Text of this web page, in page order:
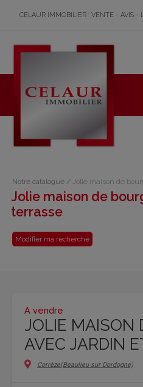
CELAUR IMMOBILIER : VENTE - AVIS -
Notre catalogue / Jolie maison de
Jolie maison de
terrasse
Modifier ma recherche
A vendre
JOLIE MAISON
AVEC JARDIN
Corrèze(Beaulieu sur Dordogne)